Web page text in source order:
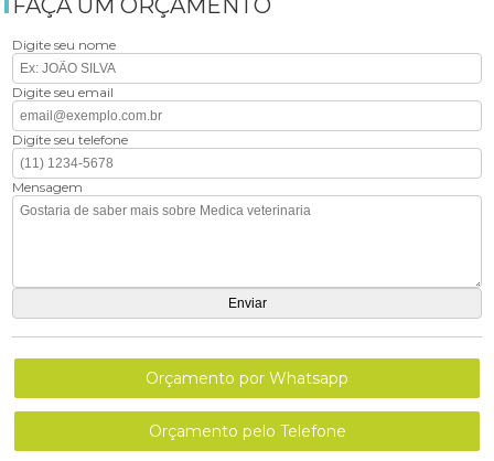
FAÇA UM ORÇAMENTO
Digite seu nome
Digite seu email
Digite seu telefone
Mensagem
Orçamento por Whatsapp
Orçamento pelo Telefone